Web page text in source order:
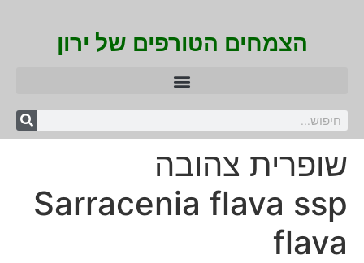
הצמחים הטורפים של ירון
שופרית צהובה
Sarracenia flava ssp
flava